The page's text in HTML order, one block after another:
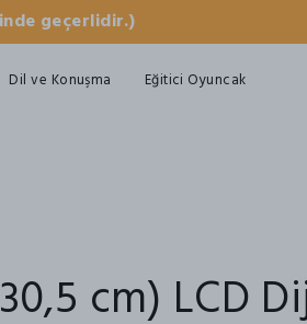
geçerlidir.)
Dil ve Konuşma
Eğitici Oyuncak
cm) LCD